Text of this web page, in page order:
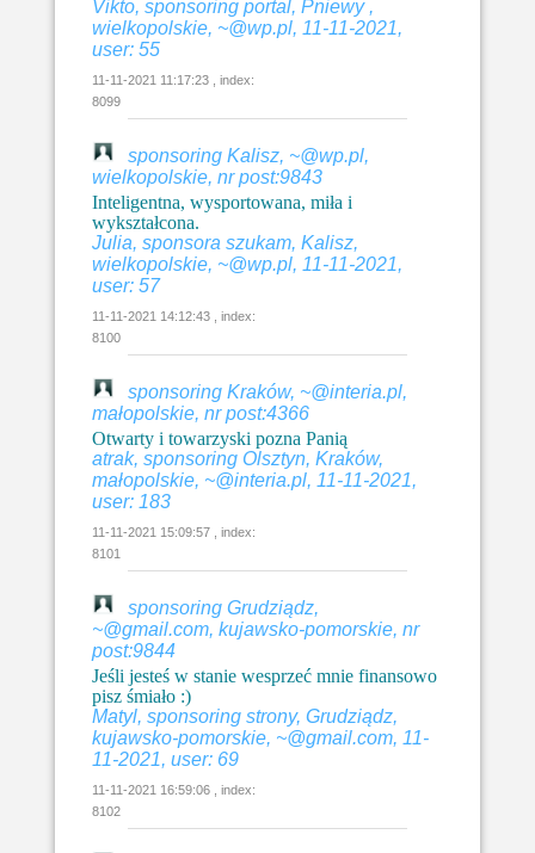
Vikto, sponsoring portal, Pniewy ,
wielkopolskie, ~@wp.pl, 11-11-2021,
user: 55
11-11-2021 11:17:23 , index:
8099
sponsoring Kalisz, ~@wp.pl,
wielkopolskie, nr post:9843
Inteligentna, wysportowana, miła i
wykształcona.
Julia, sponsora szukam, Kalisz,
wielkopolskie, ~@wp.pl, 11-11-2021,
user: 57
11-11-2021 14:12:43 , index:
8100
sponsoring Kraków, ~@interia.pl,
małopolskie, nr post:4366
Otwarty i towarzyski pozna Panią
atrak, sponsoring Olsztyn, Kraków,
małopolskie, ~@interia.pl, 11-11-2021,
user: 183
11-11-2021 15:09:57 , index:
8101
sponsoring Grudziądz,
~@gmail.com, kujawsko-pomorskie, nr
post:9844
Jeśli jesteś w stanie wesprzeć mnie finansowo
pisz śmiało :)
Matyl, sponsoring strony, Grudziądz,
kujawsko-pomorskie, ~@gmail.com, 11-
11-2021, user: 69
11-11-2021 16:59:06 , index:
8102